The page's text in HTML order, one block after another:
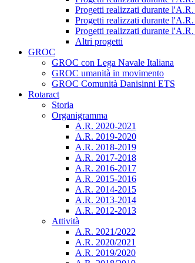
Progetti realizzati durante
Progetti realizzati durante
Progetti realizzati durante
Altri progetti
GROC
GROC con Lega Navale Italiana
GROC umanità in movimento
GROC Comunità Danisinni ETS
Rotaract
Storia
Organigramma
A.R. 2020-2021
A.R. 2019-2020
A.R. 2018-2019
A.R. 2017-2018
A.R. 2016-2017
A.R. 2015-2016
A.R. 2014-2015
A.R. 2013-2014
A.R. 2012-2013
Attività
A.R. 2021/2022
A.R. 2020/2021
A.R. 2019/2020